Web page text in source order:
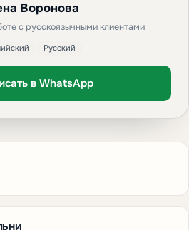
Воронова
с русскоязычными клиентами
Русский
в WhatsApp